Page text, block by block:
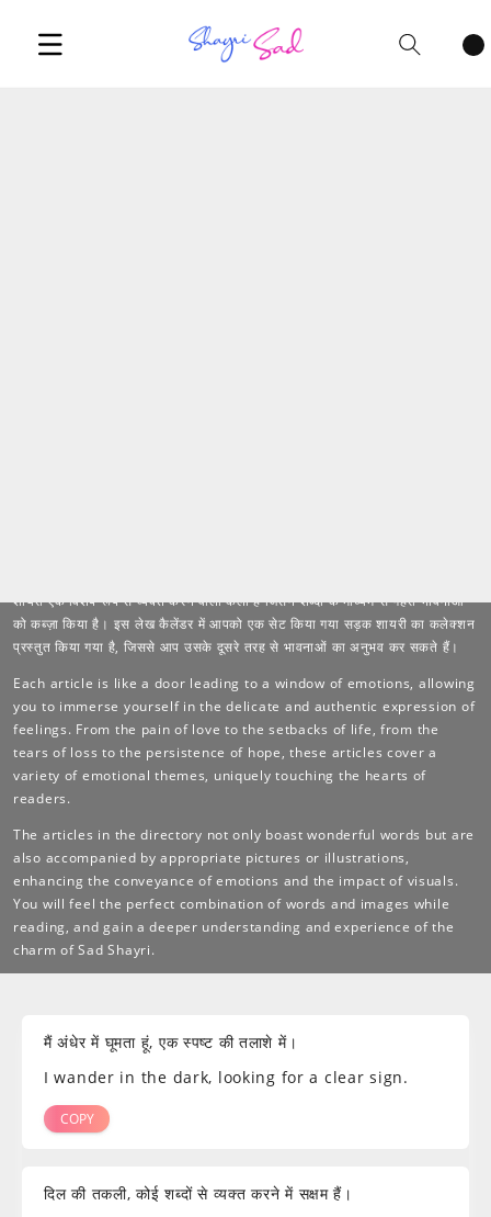
Cartitems
शायरी एक विशेष रूप से व्यक्त करने वाला कला है जिसने शब्दों के माध्यम से गहरी भावनाओं
को कब्ज़ा किया है। इस लेख कैलेंडर में आपको एक सेट किया गया सड़क शायरी का कलेक्शन
प्रस्तुत किया गया है, जिससे आप उसके दूसरे तरह से भावनाओं का अनुभव कर सकते हैं।
Each article is like a door leading to a window of emotions, allowing
you to immerse yourself in the delicate and authentic expression of
feelings. From the pain of love to the setbacks of life, from the
tears of loss to the persistence of hope, these articles cover a
variety of emotional themes, uniquely touching the hearts of
readers.
The articles in the directory not only boast wonderful words but are
also accompanied by appropriate pictures or illustrations,
enhancing the conveyance of emotions and the impact of visuals.
You will feel the perfect combination of words and images while
reading, and gain a deeper understanding and experience of the
charm of Sad Shayri.
It will lead you into a world filled with poetry and depth, allowing
you to find solace and inspiration in the ocean of Sad Shayri.
मैं अंधेर में घूमता हूं, एक स्पष्ट की तलाशे में।
I wander in the dark, looking for a clear sign.
COPY
दिल की तकली, कोई शब्दों से व्यक्त करने में सक्षम हैं।